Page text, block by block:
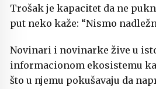
Trošak je kapacitet da ne
put neko kaže: “Nismo
Novinari i novinarke žive u
informacionom ekosistemu
što u njemu pokušavaju da